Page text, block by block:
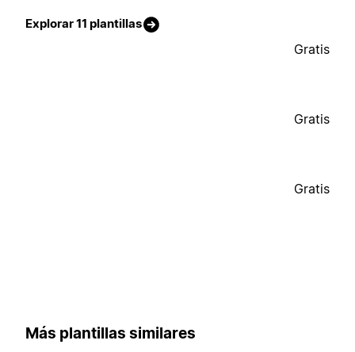
Explorar 11 plantillas
Gratis
Gratis
Gratis
Más plantillas similares